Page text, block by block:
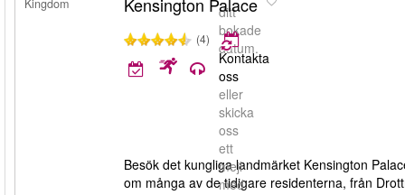
ditt
bokade
datum.
Kingdom
(4)
Kontakta
oss
eller
skicka
oss
ett
mejl
med
Besök det kungliga landmärket Kensington
om många av de tidigare residenterna, från